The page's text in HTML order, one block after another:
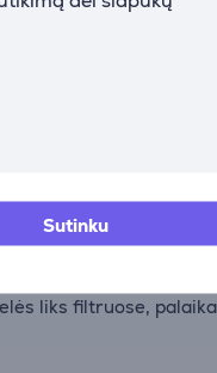
Sutinku
režimų, trijų
programėlę
P1
ir
P1
liks filtruose,